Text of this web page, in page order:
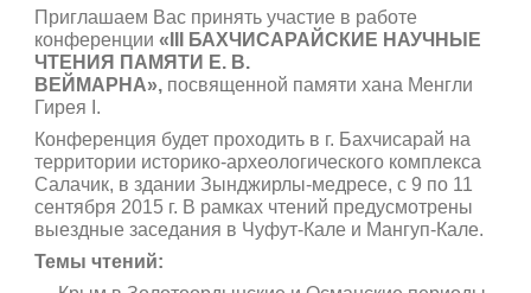
Приглашаем Вас принять участие в работе
конференции «
БАХЧИСАРАЙСКИЕ НАУЧНЫЕ
ЧТЕНИЯ ПАМЯТИ Е. В.
ВЕЙМАРНА», посвященной памяти хана Менгли
Гирея I.
Конференция будет проходить в г. Бахчисарай на
территории историко-археологического комплекса
Салачик, в здании Зынджирлы-медресе, с 9 по 11
сентября 2015 г. В рамках чтений предусмотрены
выездные заседания в Чуфут-Кале и Мангуп-Кале.
Темы чтений: